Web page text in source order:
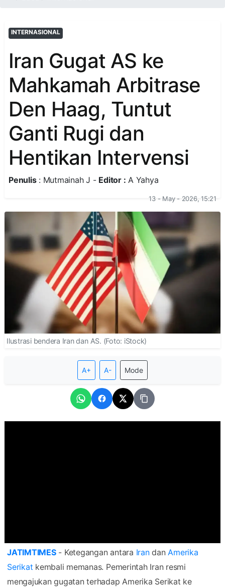
INTERNASIONAL
Iran Gugat AS ke
Mahkamah Arbitrase
Den Haag, Tuntut
Ganti Rugi dan
Hentikan Intervensi
Penulis: Mutmainah J - Editor : A Yahya
13 - May - 2026, 15:21
Ilustrasi bendera Iran dan AS. (Foto: iStock)
A+ A- Mode
JATIMTIMES- Ketegangan antara Irandan Amerika
Serikat kembali memanas. Pemerintah Iran resmi
mengajukan gugatan terhadap Amerika Serikat ke